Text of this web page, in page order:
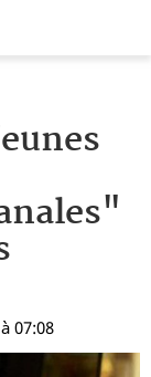
07:08